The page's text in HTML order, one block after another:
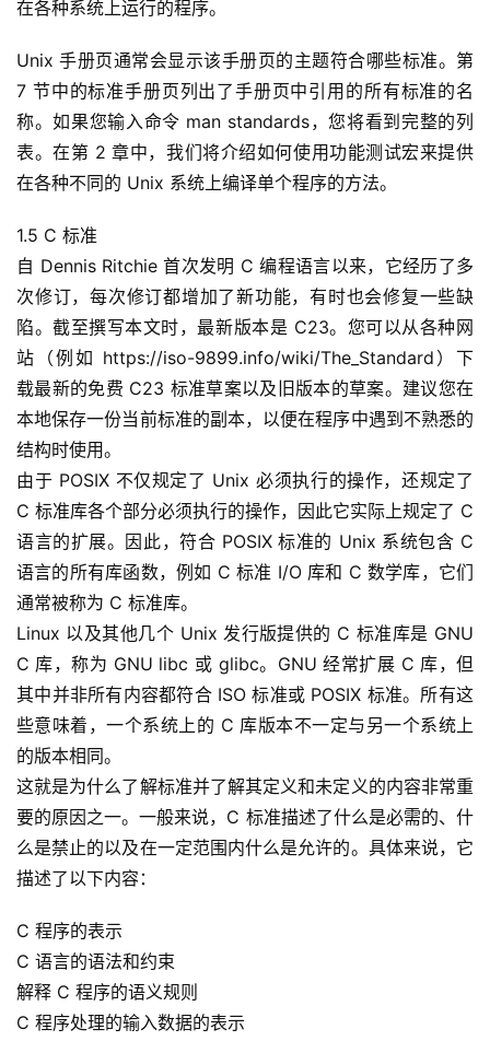
在各种系统上运行的程序。
Unix 手册页通常会显示该手册页的主题符合哪些标准。第
7 节中的标准手册页列出了手册页中引用的所有标准的名
称。如果您输入命令 man standards，您将看到完整的列
表。在第 2 章中，我们将介绍如何使用功能测试宏来提供
在各种不同的 Unix 系统上编译单个程序的方法。
1.5 C 标准
自 Dennis Ritchie 首次发明 C 编程语言以来，它经历了多
次修订，每次修订都增加了新功能，有时也会修复一些缺
陷。截至撰写本文时，最新版本是 C23。您可以从各种网
站（例如 https://iso-9899.info/wiki/The_Standard）下
载最新的免费 C23 标准草案以及旧版本的草案。建议您在
本地保存一份当前标准的副本，以便在程序中遇到不熟悉的
结构时使用。
由于 POSIX 不仅规定了 Unix 必须执行的操作，还规定了
C 标准库各个部分必须执行的操作，因此它实际上规定了 C
语言的扩展。因此，符合 POSIX 标准的 Unix 系统包含 C
语言的所有库函数，例如 C 标准 I/O 库和 C 数学库，它们
通常被称为 C 标准库。
Linux 以及其他几个 Unix 发行版提供的 C 标准库是 GNU
C 库，称为 GNU libc 或 glibc。GNU 经常扩展 C 库，但
其中并非所有内容都符合 ISO 标准或 POSIX 标准。所有这
些意味着，一个系统上的 C 库版本不一定与另一个系统上
的版本相同。
这就是为什么了解标准并了解其定义和未定义的内容非常重
要的原因之一。一般来说，C 标准描述了什么是必需的、什
么是禁止的以及在一定范围内什么是允许的。具体来说，它
描述了以下内容：
C 程序的表示
C 语言的语法和约束
解释 C 程序的语义规则
C 程序处理的输入数据的表示